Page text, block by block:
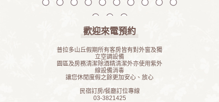
1 2 3 4 5 6 7 8 9
10
21
22 23
歡迎來電預約
普拉多山丘假期所有客房皆有對外窗及獨
立空調設備
園區及房務清潔除酒精清潔外亦使用紫外
線設備消毒
讓您休閒度假之餘更加安心、放心
民宿訂房/餐廳訂位專線
03-3821425